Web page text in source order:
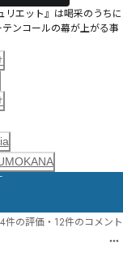
エット』は喝采のうちに
ンコールの幕が上がる事
件の評価 ・ 12件のコメント